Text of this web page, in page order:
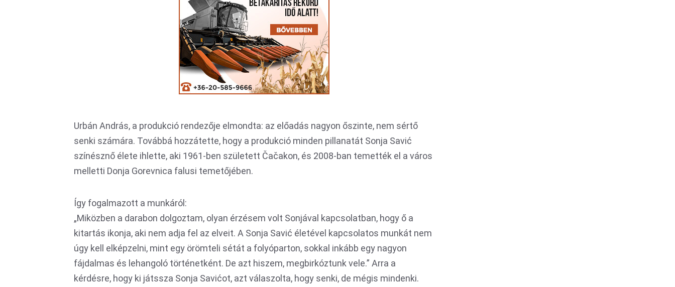
Urbán András, a produkció rendezője elmondta: az előadás nagyon őszinte, nem sértő
senki számára. Továbbá hozzátette, hogy a produkció minden pillanatát Sonja Savić
színésznő élete ihlette, aki 1961-ben született Čačakon, és 2008-ban temették el a város
melletti Donja Gorevnica falusi temetőjében.
Így fogalmazott a munkáról:
„Miközben a darabon dolgoztam, olyan érzésem volt Sonjával kapcsolatban, hogy ő a
kitartás ikonja, aki nem adja fel az elveit. A Sonja Savić életével kapcsolatos munkát nem
úgy kell elképzelni, mint egy örömteli sétát a folyóparton, sokkal inkább egy nagyon
fájdalmas és lehangoló történetként. De azt hiszem, megbirkóztunk vele.” Arra a
kérdésre, hogy ki játssza Sonja Savićot, azt válaszolta, hogy senki, de mégis mindenki.